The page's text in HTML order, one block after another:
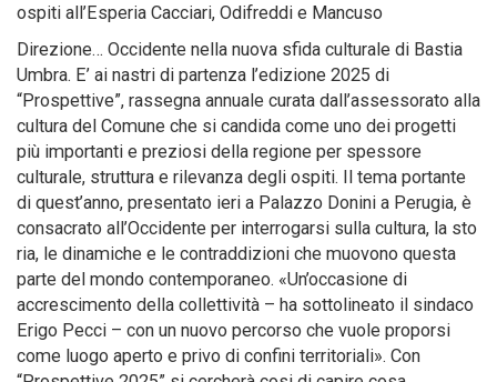
ospiti all’Esperia Cacciari, Odifreddi e Mancuso
Direzione… Occidente nella nuova sfida culturale di Bastia
Umbra. E’ ai nastri di partenza l’edizione 2025 di
“Prospettive”, rassegna annuale curata dall’assessorato alla
cultura del Comune che si candida come uno dei progetti
più importanti e preziosi della regione per spessore
culturale, struttura e rilevanza degli ospiti. Il tema portante
di quest’anno, presentato ieri a Palazzo Donini a Perugia, è
consacrato all’Occidente per interrogarsi sulla cultura, la sto
ria, le dinamiche e le contraddizioni che muovono questa
parte del mondo contemporaneo. «Un’occasione di
accrescimento della collettività – ha sottolineato il sindaco
Erigo Pecci – con un nuovo percorso che vuole proporsi
come luogo aperto e privo di confini territoriali». Con